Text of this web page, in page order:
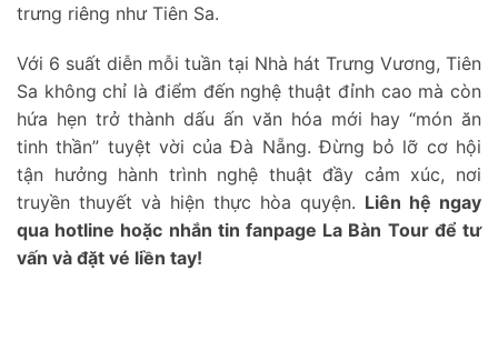
trưng riêng như Tiên Sa.
Với 6 suất diễn mỗi tuần tại Nhà hát Trưng Vương, Tiên
Sa không chỉ là điểm đến nghệ thuật đỉnh cao mà còn
hứa hẹn trở thành dấu ấn văn hóa mới hay “món ăn
tinh thần” tuyệt vời của Đà Nẵng. Đừng bỏ lỡ cơ hội
tận hưởng hành trình nghệ thuật đầy cảm xúc, nơi
truyền thuyết và hiện thực hòa quyện. Liên hệ ngay
qua hotline hoặc nhắn tin fanpage La Bàn Tour để tư
vấn và đặt vé liền tay!